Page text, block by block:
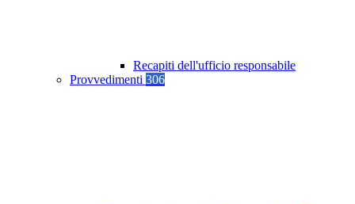
Recapiti dell'ufficio responsabile
Provvedimenti 306